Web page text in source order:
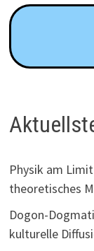
Physik am
theoretisches
Dogon-
kulturelle